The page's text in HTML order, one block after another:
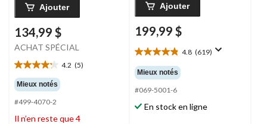
Ajouter
134,99 $
ACHAT SPÉCIAL
4.2 (5)
4.2
étoile(s)
sur
5.
5
Mieux notés
#499-4070-2
Il n’en reste que 4
Ajouter
199,99 $
4.8 (619)
4.8
étoile(s)
sur
5.
619
évaluations
Mieux notés
#069-5001-6
En stock en ligne